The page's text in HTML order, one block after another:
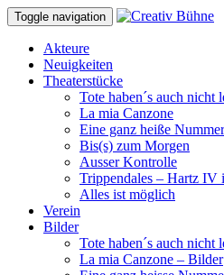
Toggle navigation
Akteure
Neuigkeiten
Theaterstücke
Tote haben´s auch nicht
La mia Canzone
Eine ganz heiße Nummer
Bis(s) zum Morgen
Ausser Kontrolle
Trippendales – Hartz IV
Alles ist möglich
Verein
Bilder
Tote haben´s auch nicht
La mia Canzone – Bilder